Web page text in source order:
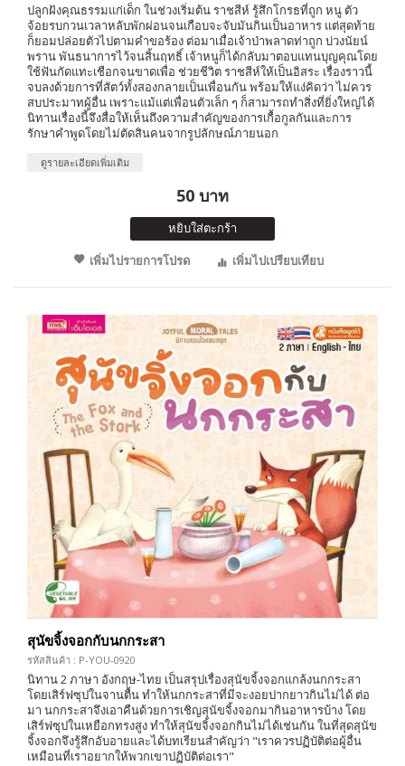
ปลูกฝังคุณธรรมแก่เด็ก ในช่วงเริ่มต้น ราชสีห์ รู้สึกโกรธที่ถูก หนู ตัว
จ้อยรบกวนเวลาหลับพักผ่อนจนเกือบจะจับมันกินเป็นอาหาร แต่สุดท้าย
ก็ยอมปล่อยตัวไปตามคำขอร้อง ต่อมาเมื่อเจ้าป่าพลาดท่าถูก บ่วงนัยน์
พราน พันธนาการไว้จนสิ้นฤทธิ์ เจ้าหนูก็ได้กลับมาตอบแทนบุญคุณโดย
ใช้ฟันกัดแทะเชือกจนขาดเพื่อ ช่วยชีวิต ราชสีห์ให้เป็นอิสระ เรื่องราวนี้
จบลงด้วยการที่สัตว์ทั้งสองกลายเป็นเพื่อนกัน พร้อมให้แง่คิดว่า ไม่ควร
สบประมาทผู้อื่น เพราะแม้แต่เพื่อนตัวเล็ก ๆ ก็สามารถทำสิ่งที่ยิ่งใหญ่ได้
นิทานเรื่องนี้จึงสื่อให้เห็นถึงความสำคัญของการเกื้อกูลกันและการ
รักษาคำพูดโดยไม่ตัดสินคนจากรูปลักษณ์ภายนอก
ดูรายละเอียดเพิ่มเติม
50 บาท
หยิบใส่ตะกร้า
เพิ่มไปรายการโปรด
เพิ่มไปเปรียบเทียบ
สุนัขจิ้งจอกกับนกกระสา
รหัสสินค้า : P-YOU-0920
นิทาน 2 ภาษา อังกฤษ-ไทย เป็นสรุปเรื่องสุนัขจิ้งจอกแกล้งนกกระสา
โดยเสิร์ฟซุปในจานตื้น ทำให้นกกระสาที่มีจะงอยปากยาวกินไม่ได้ ต่อ
มา นกกระสาจึงเอาคืนด้วยการเชิญสุนัขจิ้งจอกมากินอาหารบ้าง โดย
เสิร์ฟซุปในเหยือกทรงสูง ทำให้สุนัขจิ้งจอกกินไม่ได้เช่นกัน ในที่สุดสุนัข
จิ้งจอกจึงรู้สึกอับอายและได้บทเรียนสำคัญว่า "เราควรปฏิบัติต่อผู้อื่น
เหมือนที่เราอยากให้พวกเขาปฏิบัติต่อเรา"